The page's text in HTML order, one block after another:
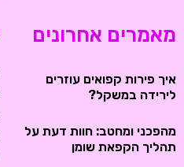
מאמרים אחרונים
איך פירות קפואים עוזרים
לירידה במשקל?
מהפכני ומחטב: חוות דעת על
תהליך הקפאת שומן